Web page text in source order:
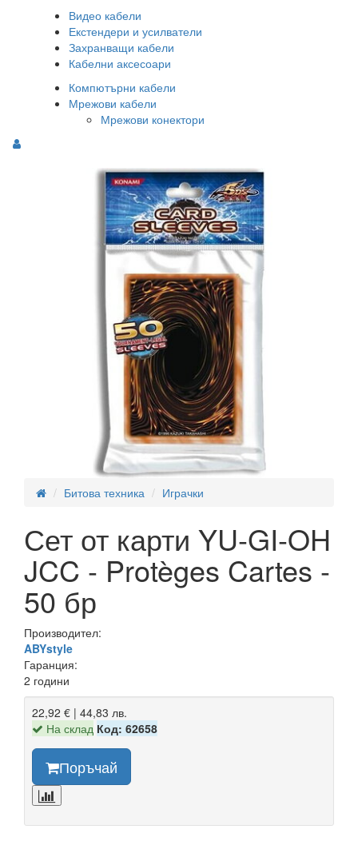
Видео кабели
Екстендери и усилватели
Захранващи кабели
Кабелни аксесоари
Компютърни кабели
Мрежови кабели
Мрежови конектори
Битова техника Играчки
Сет от карти YU-GI-OH
JCC - Protèges Cartes -
50 бр
Производител:
ABYstyle
Гаранция:
2 години
22,92 € | 44,83 лв.
На склад Код: 62658
Поръчай